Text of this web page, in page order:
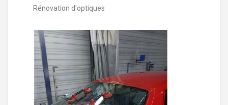
Rénovation d'optiques